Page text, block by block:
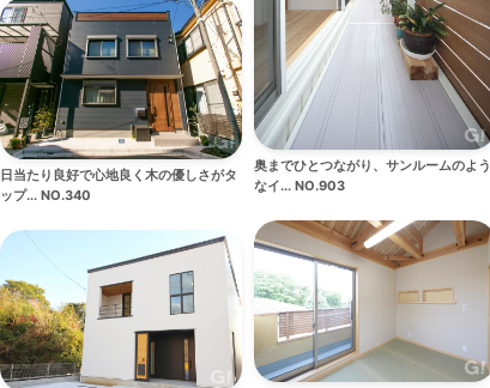
奥までひとつながり、サンルームのよう
なイ... NO.903
日当たり良好で心地良く木の優しさがタ
ップ... NO.340